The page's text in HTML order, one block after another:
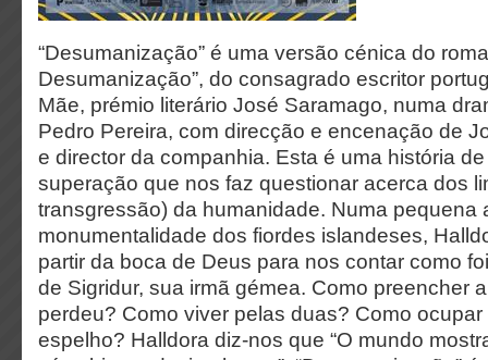
“Desumanização” é uma versão cénica do
Desumanização”, do consagrado escritor
Mãe, prémio literário José Saramago, numa
Pedro Pereira, com direcção e encenação de
e director da companhia. Esta é uma história
superação que nos faz questionar acerca dos
transgressão) da humanidade. Numa pequena
monumentalidade dos fiordes islandeses,
partir da boca de Deus para nos contar como
de Sigridur, sua irmã gémea. Como preencher
perdeu? Como viver pelas duas? Como
espelho? Halldora diz-nos que “O mundo